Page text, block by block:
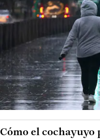
Cómo el